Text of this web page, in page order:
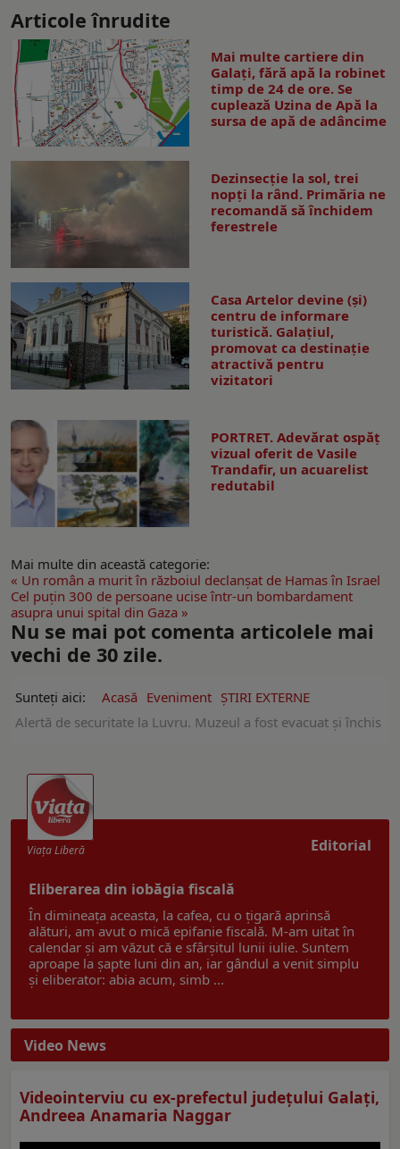
Articole înrudite
Mai multe cartiere din
Galați, fără apă la robinet
timp de 24 de ore. Se
cuplează Uzina de Apă la
sursa de apă de adâncime
Dezinsecţie la sol, trei
nopţi la rând. Primăria ne
recomandă să închidem
ferestrele
Casa Artelor devine (şi)
centru de informare
turistică. Galaţiul,
promovat ca destinaţie
atractivă pentru
vizitatori
PORTRET. Adevărat ospăț
vizual oferit de Vasile
Trandafir, un acuarelist
redutabil
Mai multe din această categorie:
« Un român a murit în războiul declanșat de Hamas în Israel
Cel puţin 300 de persoane ucise într-un bombardament
asupra unui spital din Gaza »
Nu se mai pot comenta articolele mai
vechi de 30 zile.
Sunteți aici: Acasă Eveniment ŞTIRI EXTERNE
Alertă de securitate la Luvru. Muzeul a fost evacuat și închis
Editorial
Viaţa Liberă
Eliberarea din iobăgia fiscală
În dimineața aceasta, la cafea, cu o țigară aprinsă
alături, am avut o mică epifanie fiscală. M-am uitat în
calendar și am văzut că e sfârșitul lunii iulie. Suntem
aproape la șapte luni din an, iar gândul a venit simplu
și eliberator: abia acum, simb ...
Video News
Videointerviu cu ex-prefectul judeţului Galaţi,
Andreea Anamaria Naggar